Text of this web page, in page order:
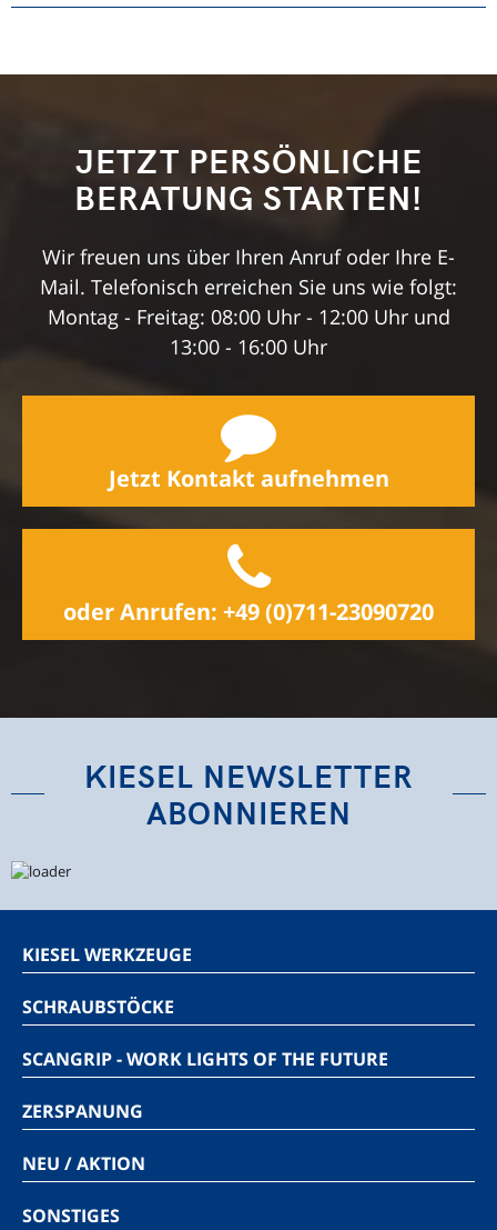
JETZT PERSÖNLICHE
BERATUNG STARTEN!
Wir freuen uns über Ihren Anruf oder Ihre E-
Mail. Telefonisch erreichen Sie uns wie folgt:
Montag - Freitag: 08:00 Uhr - 12:00 Uhr und
13:00 - 16:00 Uhr
Jetzt Kontakt aufnehmen
oder Anrufen: +49 (0)711-23090720
KIESEL NEWSLETTER
ABONNIEREN
KIESEL WERKZEUGE
SCHRAUBSTÖCKE
SCANGRIP - WORK LIGHTS OF THE FUTURE
ZERSPANUNG
NEU / AKTION
SONSTIGES